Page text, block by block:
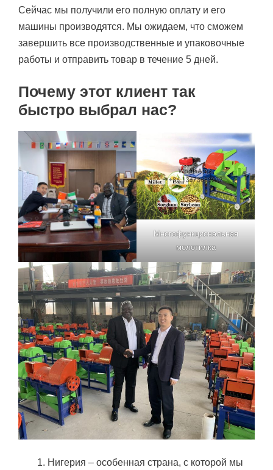
Сейчас мы получили его полную оплату и его
машины производятся. Мы ожидаем, что сможем
завершить все производственные и упаковочные
работы и отправить товар в течение 5 дней.
Почему этот клиент так
быстро выбрал нас?
Многофункциональная
молотилка
Нигерия – особенная страна, с которой мы